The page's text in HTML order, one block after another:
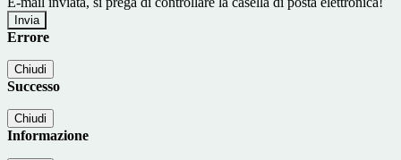
Errore
Chiudi
Successo
Chiudi
Informazione